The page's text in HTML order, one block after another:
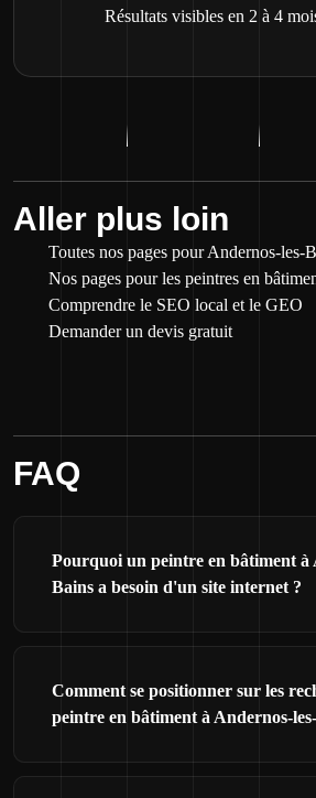
Résultats visibles en 2 à 4
Aller plus loin
Toutes nos pages pour Andernos-les-
Nos pages pour les peintres en
Comprendre le SEO local et le GEO
Demander un devis gratuit
FAQ
Pourquoi un peintre en bâtiment à
Bains a besoin d'un site internet ?
Comment se positionner sur les
peintre en bâtiment à Andernos-